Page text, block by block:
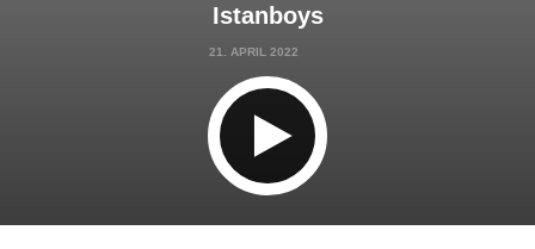
Istanboys
21. APRIL 2022